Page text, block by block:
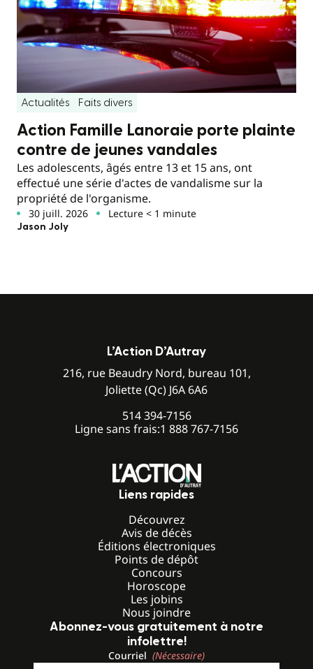
Actualités Faits divers
Action Famille Lanoraie porte plainte
contre de jeunes vandales
Les adolescents, âgés entre 13 et 15 ans, ont
effectué une série d'actes de vandalisme sur la
propriété de l'organisme.
30 juill. 2026 Lecture < 1 minute
Jason Joly
L’Action D’Autray
216, rue Beaudry Nord, bureau 101,
Joliette (Qc) J6A 6A6
514 394-7156
Ligne sans frais:1 888 767-7156
Liens rapides
Découvrez
Avis de décès
Éditions électroniques
Points de dépôt
Concours
Horoscope
Les jobins
Nous joindre
Abonnez-vous gratuitement à notre
infolettre!
Courriel (Nécessaire)